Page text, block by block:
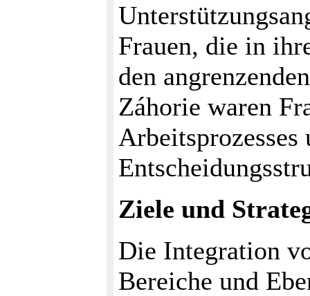
Frauen, die in
den
Záhorie waren
Ziele und
Die Integration
Bereiche und